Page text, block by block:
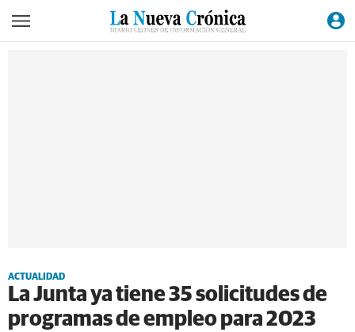
ACTUALIDAD
La Junta ya tiene 35 solicitudes de
programas de empleo para 2023